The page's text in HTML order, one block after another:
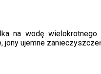
na wodę wielokrotnego
jony ujemne